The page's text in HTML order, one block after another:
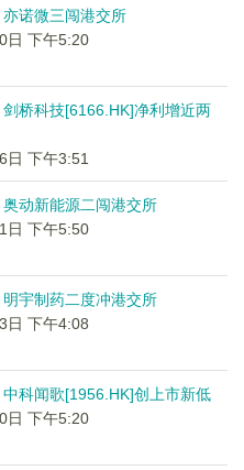
亦诺微三闯港交所
日 下午5:20
剑桥科技[6166.HK]净利增近两
日 下午3:51
奥动新能源二闯港交所
日 下午5:50
明宇制药二度冲港交所
日 下午4:08
中科闻歌[1956.HK]创上市新低
日 下午5:20